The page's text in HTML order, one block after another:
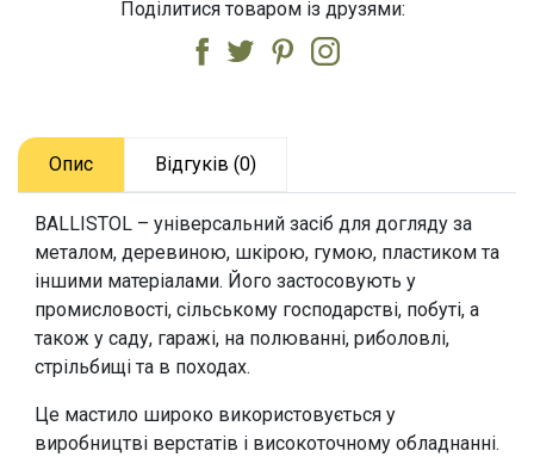
Поділитися товаром із друзями:
Опис Відгуків (0)
BALLISTOL – універсальний засіб для догляду за
металом, деревиною, шкірою, гумою, пластиком та
іншими матеріалами. Його застосовують у
промисловості, сільському господарстві, побуті, а
також у саду, гаражі, на полюванні, риболовлі,
стрільбищі та в походах.
Це мастило широко використовується у
виробництві верстатів і високоточному обладнанні.